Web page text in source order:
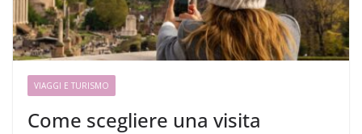
VIAGGI E TURISMO
Come scegliere una visita